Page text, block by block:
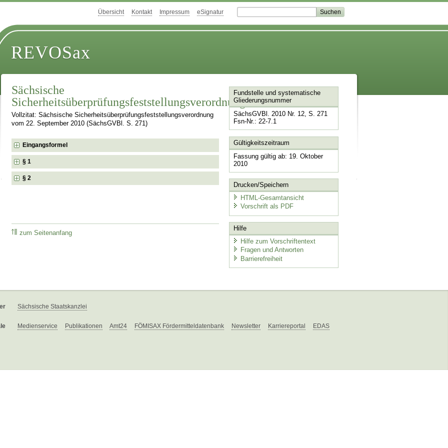
Übersicht Kontakt Impressum eSignatur
REVOSax
Sächsische
Sicherheitsüberprüfungsfeststellungsverordnung
Vollzitat: Sächsische Sicherheitsüberprüfungsfeststellungsverordnung
vom 22. September 2010 (SächsGVBl. S. 271)
Eingangsformel
§ 1
§ 2
zum Seitenanfang
Fundstelle und systematische
Gliederungsnummer
SächsGVBl. 2010 Nr. 12, S. 271
Fsn-Nr.: 22-7.1
Gültigkeitszeitraum
Fassung gültig ab: 19. Oktober
2010
Drucken/Speichern
HTML-Gesamtansicht
Vorschrift als PDF
Hilfe
Hilfe zum Vorschriftentext
Fragen und Antworten
Barrierefreiheit
Sächsische Staatskanzlei
Medienservice Publikationen Amt24 FÖMISAX Fördermitteldatenbank Newsletter Karriereportal EDAS